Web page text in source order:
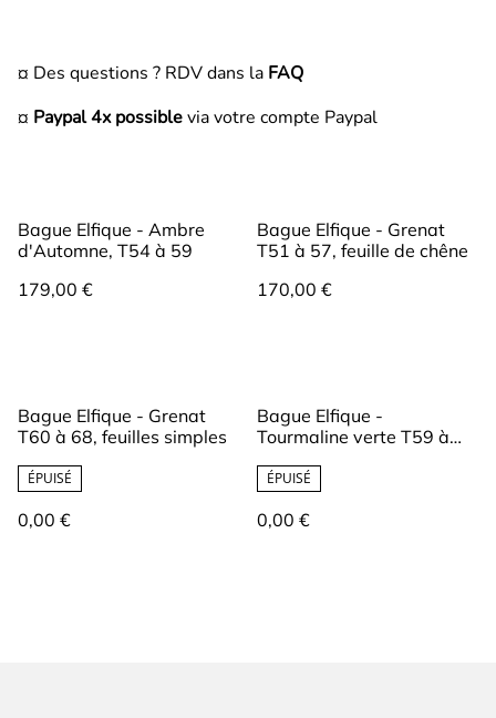
¤ Des questions ? RDV dans la FAQ
¤ Paypal 4x possiblevia votre compte Paypal
Bague Elfique - Ambre
d'Automne, T54 à 59
179,00 €
Bague Elfique - Grenat
T51 à 57, feuille de chêne
170,00 €
Bague Elfique - Grenat
T60 à 68, feuilles simples
ÉPUISÉ
0,00 €
Bague Elfique -
Tourmaline verte T59 à
ÉPUISÉ
0,00 €